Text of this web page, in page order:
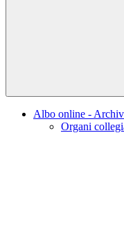
Albo online -
Organi